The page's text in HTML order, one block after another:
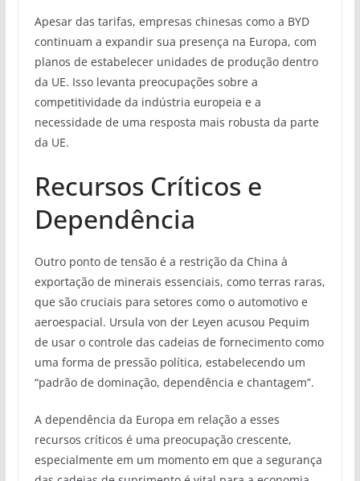
Apesar das tarifas, empresas chinesas como a BYD
continuam a expandir sua presença na Europa, com
planos de estabelecer unidades de produção dentro
da UE. Isso levanta preocupações sobre a
competitividade da indústria europeia e a
necessidade de uma resposta mais robusta da parte
da UE.
Recursos Críticos e
Dependência
Outro ponto de tensão é a restrição da China à
exportação de minerais essenciais, como terras raras,
que são cruciais para setores como o automotivo e
aeroespacial. Ursula von der Leyen acusou Pequim
de usar o controle das cadeias de fornecimento como
uma forma de pressão política, estabelecendo um
“padrão de dominação, dependência e chantagem”.
A dependência da Europa em relação a esses
recursos críticos é uma preocupação crescente,
especialmente em um momento em que a segurança